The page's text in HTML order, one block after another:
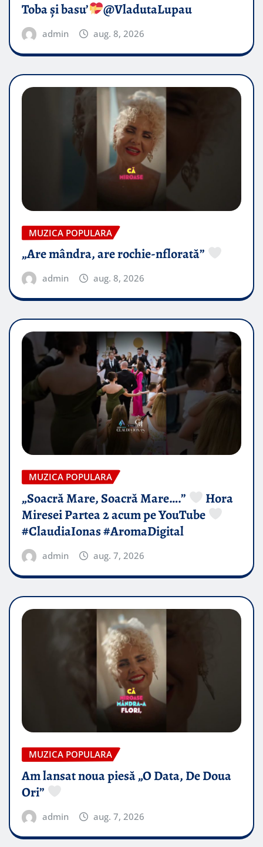
Toba și basu’ @VladutaLupau
admin aug. 8, 2026
MUZICA POPULARA
„Are mândra, are rochie-nflorată”
admin aug. 8, 2026
MUZICA POPULARA
„Soacră Mare, Soacră Mare….”
Hora
Miresei Partea 2 acum pe YouTube
#ClaudiaIonas #AromaDigital
admin aug. 7, 2026
MUZICA POPULARA
Am lansat noua piesă „O Data, De Doua
Ori”
admin aug. 7, 2026